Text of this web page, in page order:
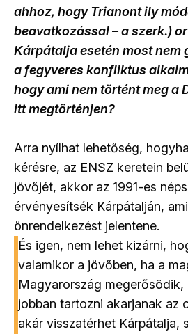
ahhoz, hogy Trianont ily
beavatkozással – a szerk.)
Kárpátalja esetén most nem
a fegyveres konfliktus
hogy ami nem történt meg a
itt megtörténjen?
Arra nyílhat lehetőség,
kérésre, az ENSZ keretein
jövőjét, akkor az 1991-es
érvényesítsék Kárpátalján,
önrendelkezést jelentene.
És igen, nem lehet kizárni,
valamikor a jövőben, ha a
Magyarország megerősödik,
jobban tartozni akarjanak az
akár visszatérhet Kárpátalja,